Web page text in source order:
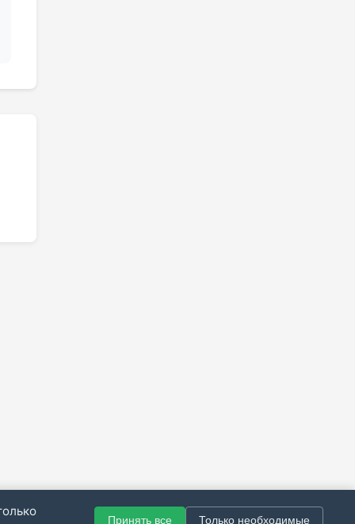
Принять все Только необходимые